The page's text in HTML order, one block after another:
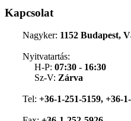
Kapcsolat
Nagyker: 1152 Budapest,
Nyitvatartás:
H-P: 07:30 - 16:30
Sz-V: Zárva
Tel: +36-1-251-5159, +36-